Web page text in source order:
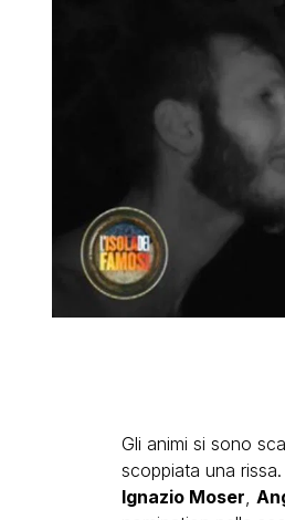
Gli animi si sono
scoppiata una rissa.
Ignazio Moser,